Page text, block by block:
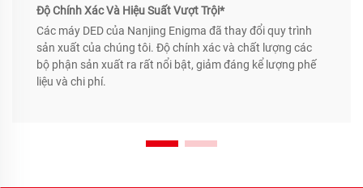
Độ Chính Xác Và Hiệu Suất Vượt Trội*
Các máy DED của Nanjing Enigma đã thay đổi quy trình
sản xuất của chúng tôi. Độ chính xác và chất lượng các
bộ phận sản xuất ra rất nổi bật, giảm đáng kể lượng phế
liệu và chi phí.